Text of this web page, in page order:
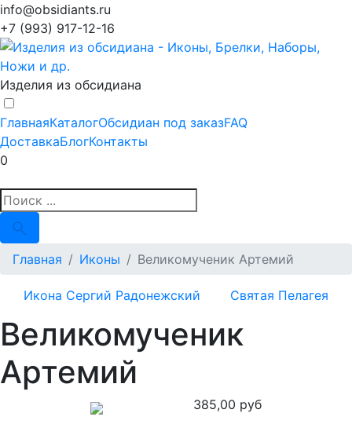
info@obsidiants.ru
+7 (993) 917-12-16
Изделия из обсидиана
ГлавнаяКаталогОбсидиан под заказFAQ
ДоставкаБлогКонтакты
0
Главная Иконы Великомученик Артемий
Икона Сергий Радонежский Святая Пелагея
Великомученик
Артемий
385,00 руб